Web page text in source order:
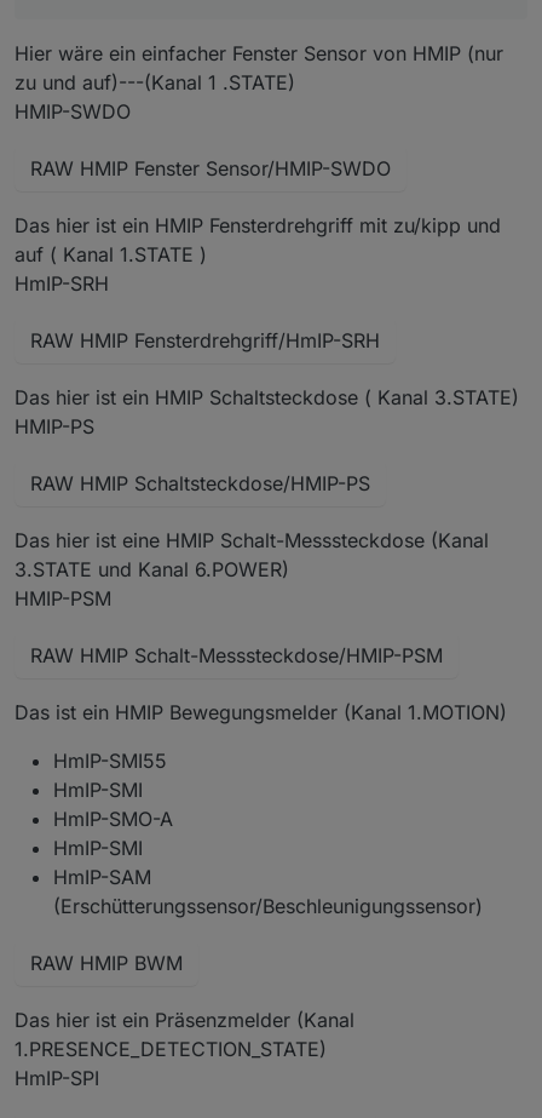
Hier wäre ein einfacher Fenster Sensor von HMIP (nur
zu und auf)---(Kanal 1 .STATE)
HMIP-SWDO
RAW HMIP Fenster Sensor/HMIP-SWDO
Das hier ist ein HMIP Fensterdrehgriff mit zu/kipp und
auf ( Kanal 1.STATE )
HmIP-SRH
RAW HMIP Fensterdrehgriff/HmIP-SRH
Das hier ist ein HMIP Schaltsteckdose ( Kanal 3.STATE)
HMIP-PS
RAW HMIP Schaltsteckdose/HMIP-PS
Das hier ist eine HMIP Schalt-Messsteckdose (Kanal
3.STATE und Kanal 6.POWER)
HMIP-PSM
RAW HMIP Schalt-Messsteckdose/HMIP-PSM
Das ist ein HMIP Bewegungsmelder (Kanal 1.MOTION)
HmIP-SMI55
HmIP-SMI
HmIP-SMO-A
HmIP-SMI
HmIP-SAM
(Erschütterungssensor/Beschleunigungssensor)
RAW HMIP BWM
Das hier ist ein Präsenzmelder (Kanal
1.PRESENCE_DETECTION_STATE)
HmIP-SPI